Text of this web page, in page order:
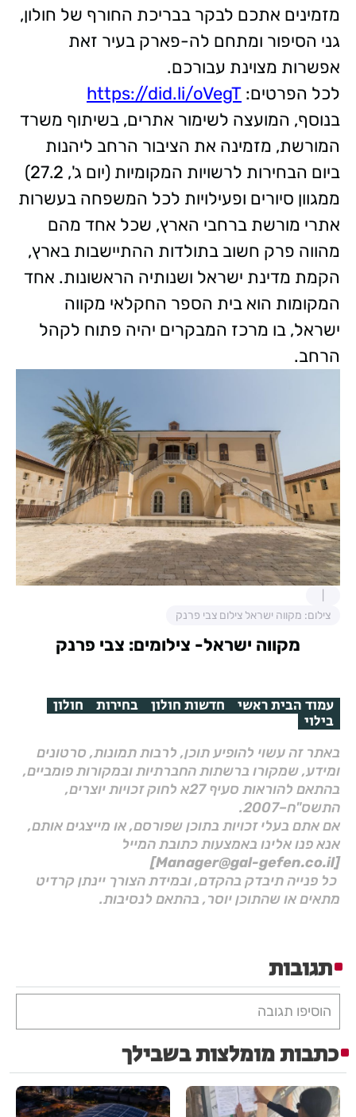
מזמינים אתכם לבקר בבריכת החורף של חולון,
גני הסיפור ומתחם לה-פארק בעיר זאת
אפשרות מצוינת עבורכם.
לכל הפרטים: https://did.li/oVegT
בנוסף, המועצה לשימור אתרים, בשיתוף משרד
המורשת, מזמינה את הציבור הרחב ליהנות
ביום הבחירות לרשויות המקומיות (יום ג', 27.2)
ממגוון סיורים ופעילויות לכל המשפחה בעשרות
אתרי מורשת ברחבי הארץ, שכל אחד מהם
מהווה פרק חשוב בתולדות ההתיישבות בארץ,
הקמת מדינת ישראל ושנותיה הראשונות. אחד
המקומות הוא בית הספר החקלאי מקווה
ישראל, בו מרכז המבקרים יהיה פתוח לקהל
הרחב.
צילום: מקווה ישראל צילום צבי פרנק
מקווה ישראל- צילומים: צבי פרנק
עמוד הבית ראשי חדשות חולון בחירות חולון
בילוי
באתר זה עשוי להופיע תוכן, לרבות תמונות, סרטונים
ומידע, שמקורו ברשתות החברתיות ובמקורות פומביים,
בהתאם להוראות סעיף 27א לחוק זכויות יוצרים,
התשס"ח–2007.
אם אתם בעלי זכויות בתוכן שפורסם, או מייצגים אותם,
אנא פנו אלינו באמצעות כתובת המייל
[Manager@gal-gefen.co.il]
כל פנייה תיבדק בהקדם, ובמידת הצורך יינתן קרדיט
מתאים או שהתוכן יוסר, בהתאם לנסיבות.
תגובות
הוסיפו תגובה
כתבות מומלצות בשבילך